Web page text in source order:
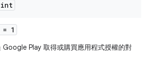
= 1
Google Play 取得或購買應用程式授權的對